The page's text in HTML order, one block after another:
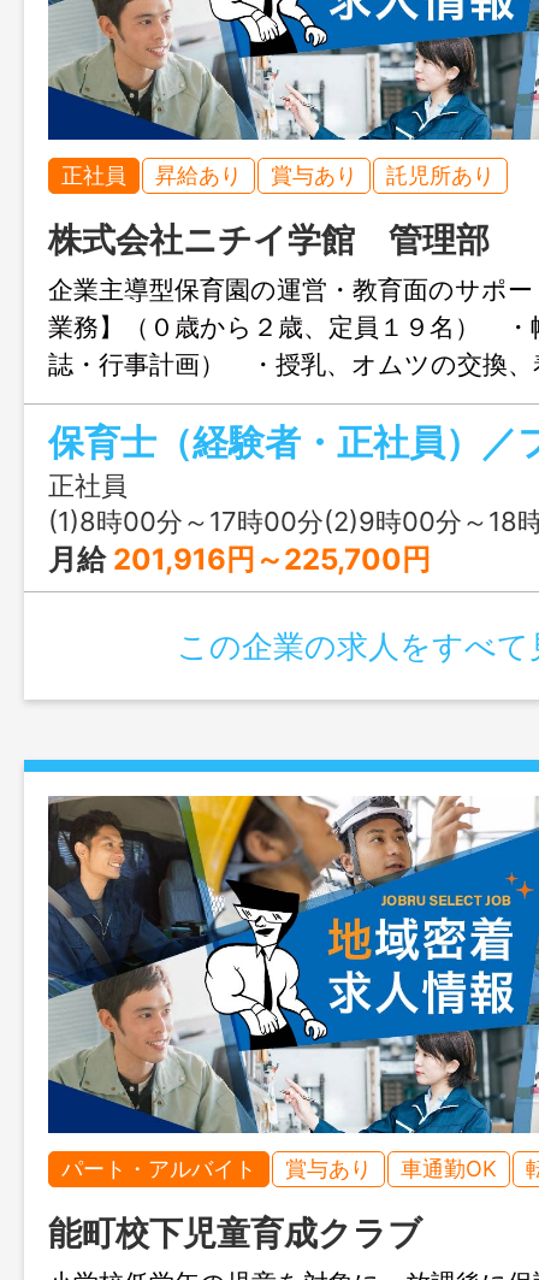
正社員 昇給あり 賞与あり 託児所あり
株式会社ニチイ学館 管理部
企業主導型保育園の運営・教育面のサポ
業務】（０歳から２歳、定員１９名） ・
誌・行事計画） ・授乳、オムツの交換、
補助等 ・施設内整備（掲示物作成、清
画および行事計画の作成 ・保護者対応
務】 ・クラス運営 ・園長のサポート
のフォロー ・保育スタッフ間の業務調
情報共有・連携 ☆勤務地は、ファボー
です。 ☆持ち帰り仕事は一切なし！ ＊
正社員
(1)8時00分～17時00分(2)9時00分～18時00分(3)11時00分～20時00分又は 8時
月給 201,916円～225,700円
この企業の求人をすべて
パート・アルバイト 賞与あり 車通勤OK
能町校下児童育成クラブ